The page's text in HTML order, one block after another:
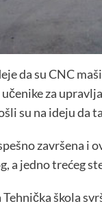
da su CNC
za
su na ideju da
završena i
a jedno trećeg
škola